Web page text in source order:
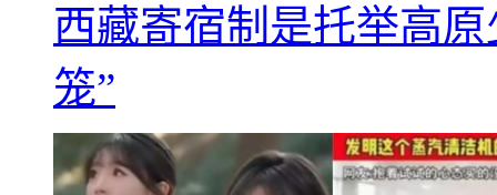
西藏寄宿制是托举高
笼”